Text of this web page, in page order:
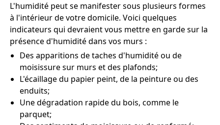
L'humidité peut se manifester sous plusieurs formes
à l'intérieur de votre domicile. Voici quelques
indicateurs qui devraient vous mettre en garde sur la
présence d'humidité dans vos murs :
Des apparitions de taches d'humidité ou de
moisissure sur murs et des plafonds;
L'écaillage du papier peint, de la peinture ou des
enduits;
Une dégradation rapide du bois, comme le
parquet;